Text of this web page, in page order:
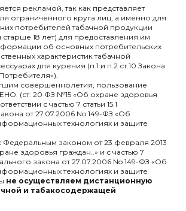
-РОССИЯ
200
смеси-сигарный лист
Classic
смеси- моновкус
Нет
рекламой, так как представляет
ограниченного круга лиц, а именно для
потребителей табачной продукции
18 лет) для предоставления им
об основных потребительских
характеристик табачной
для курения (п.1 и п.2 ст.10 Закона
совершеннолетия, пользование
(ст. 20 ФЗ №15 «Об охране здоровья
с частью 7 статьи 15.1
от 27.07.2006 No 149-ФЗ «Об
технологиях и защите
Федеральным законом от 23 февраля 2013
здоровья граждан..» и с частью 7
закона от 27.07.2006 No 149-ФЗ «Об
технологиях и защите
не осуществляем дистанционную
и табакосодержащей